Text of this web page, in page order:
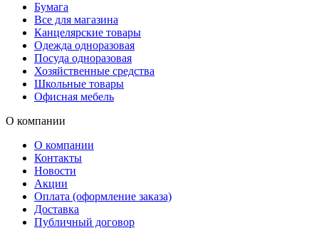
Бумага
Все для магазина
Канцелярские товары
Одежда одноразовая
Посуда одноразовая
Хозяйственные средства
Школьные товары
Офисная мебель
О компании
О компании
Контакты
Новости
Акции
Оплата (оформление заказа)
Доставка
Публичный договор